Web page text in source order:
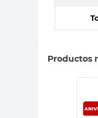
Productos